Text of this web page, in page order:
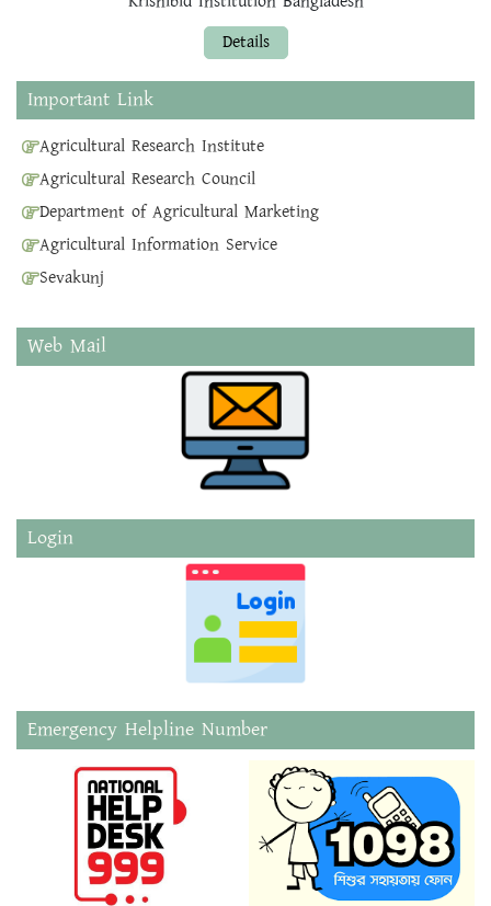
Details
Important Link
Agricultural Research Institute
Agricultural Research Council
Department of Agricultural Marketing
Agricultural Information Service
Sevakunj
Web Mail
Login
Emergency Helpline Number